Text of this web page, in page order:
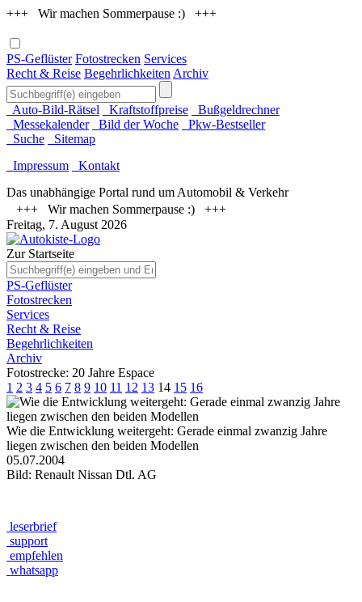
+++ Wir machen Sommerpause :) +++
PS-Geflüster Fotostrecken Services
Recht & Reise Begehrlichkeiten Archiv
Auto-Bild-Rätsel Kraftstoffpreise
Bußgeldrechner
Messekalender
Bild der Woche
Pkw-Bestseller
Suche
Sitemap
Impressum
Kontakt
Das unabhängige Portal rund um Automobil & Verkehr
+++ Wir machen Sommerpause :) +++
Freitag, 7. August 2026
Zur Startseite
PS-Geflüster
Fotostrecken
Services
Recht & Reise
Begehrlichkeiten
Archiv
Fotostrecke: 20 Jahre Espace
1 2 3 4 5 6 7 8 9 10 11 12 13 14 15 16
Wie die Entwicklung weitergeht: Gerade einmal zwanzig Jahre
liegen zwischen den beiden Modellen
05.07.2004
Bild: Renault Nissan Dtl. AG
leserbrief
support
empfehlen
whatsapp